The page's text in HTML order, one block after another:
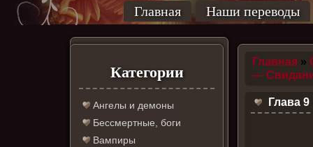
Главная Наши переводы
Категории
Ангелы и демоны
Бессмертные, боги
Вампиры
Главная »
—
Глава 9